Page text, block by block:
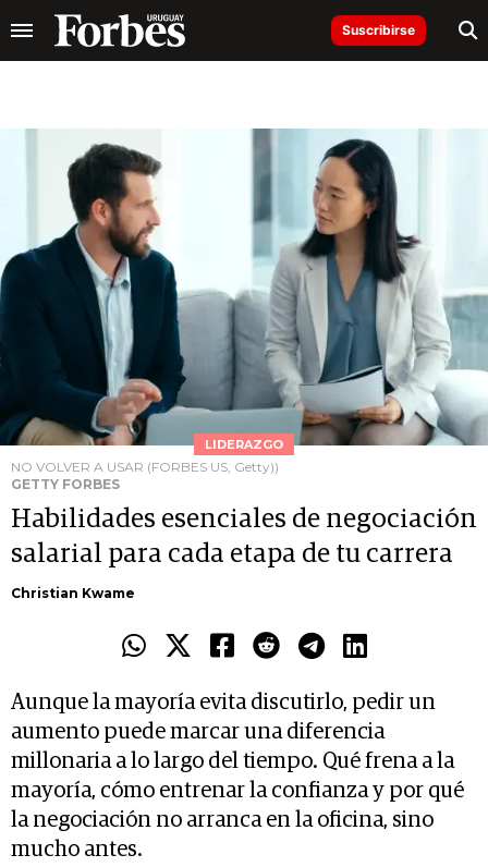
Suscribirse
LIDERAZGO
NO VOLVER A USAR (FORBES US, Getty))
GETTY FORBES
Habilidades esenciales de negociación
salarial para cada etapa de tu carrera
Christian Kwame
Aunque la mayoría evita discutirlo, pedir un
aumento puede marcar una diferencia
millonaria a lo largo del tiempo. Qué frena a la
mayoría, cómo entrenar la confianza y por qué
la negociación no arranca en la oficina, sino
mucho antes.